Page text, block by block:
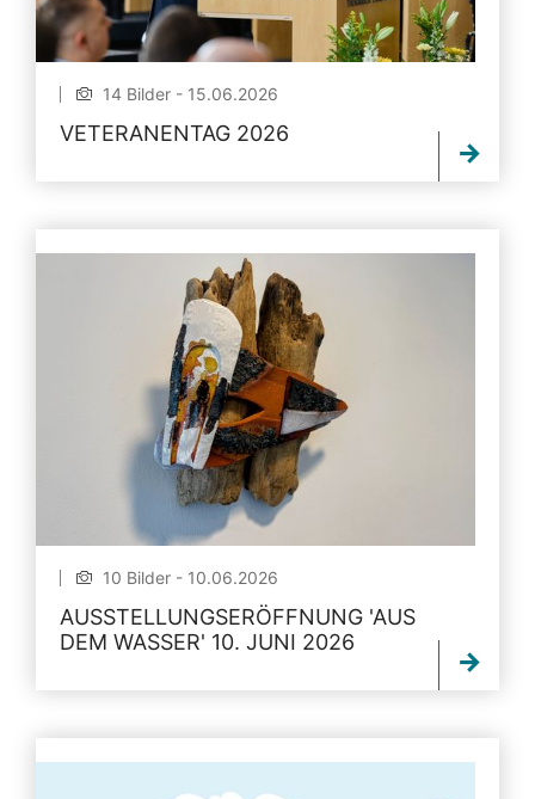
14 Bilder - 15.06.2026
VETERANENTAG 2026
10 Bilder - 10.06.2026
AUSSTELLUNGSERÖFFNUNG 'AUS
DEM WASSER' 10. JUNI 2026